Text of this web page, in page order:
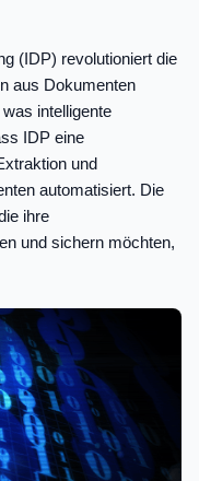
(IDP) revolutioniert die
aus Dokumenten
intelligente
IDP eine
und
automatisiert. Die
ihre
und sichern möchten,